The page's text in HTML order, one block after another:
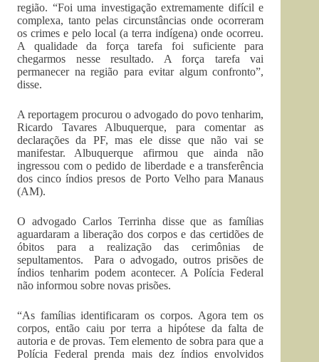
região. “Foi uma investigação extremamente difícil e
complexa, tanto pelas circunstâncias onde ocorreram
os crimes e pelo local (a terra indígena) onde ocorreu.
A qualidade da força tarefa foi suficiente para
chegarmos nesse resultado. A força tarefa vai
permanecer na região para evitar algum confronto”,
disse.
A reportagem procurou o advogado do povo tenharim,
Ricardo Tavares Albuquerque, para comentar as
declarações da PF, mas ele disse que não vai se
manifestar. Albuquerque afirmou que ainda não
ingressou com o pedido de liberdade e a transferência
dos cinco índios presos de Porto Velho para Manaus
(AM).
O advogado Carlos Terrinha disse que as famílias
aguardaram a liberação dos corpos e das certidões de
óbitos para a realização das cerimônias de
sepultamentos. Para o advogado, outros prisões de
índios tenharim podem acontecer. A Polícia Federal
não informou sobre novas prisões.
“As famílias identificaram os corpos. Agora tem os
corpos, então caiu por terra a hipótese da falta de
autoria e de provas. Tem elemento de sobra para que a
Polícia Federal prenda mais dez índios envolvidos